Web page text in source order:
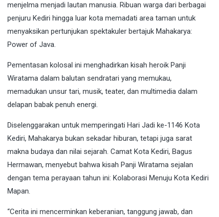
menjelma menjadi lautan manusia. Ribuan warga dari berbagai
penjuru Kediri hingga luar kota memadati area taman untuk
menyaksikan pertunjukan spektakuler bertajuk Mahakarya:
Power of Java.
Pementasan kolosal ini menghadirkan kisah heroik Panji
Wiratama dalam balutan sendratari yang memukau,
memadukan unsur tari, musik, teater, dan multimedia dalam
delapan babak penuh energi.
Diselenggarakan untuk memperingati Hari Jadi ke-1146 Kota
Kediri, Mahakarya bukan sekadar hiburan, tetapi juga sarat
makna budaya dan nilai sejarah. Camat Kota Kediri, Bagus
Hermawan, menyebut bahwa kisah Panji Wiratama sejalan
dengan tema perayaan tahun ini: Kolaborasi Menuju Kota Kediri
Mapan.
“Cerita ini mencerminkan keberanian, tanggung jawab, dan